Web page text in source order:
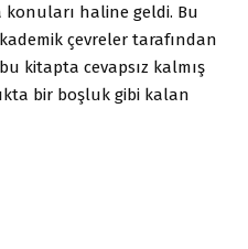
konuları haline geldi. Bu
çevreler tarafından
bu kitapta cevapsız kalmış
bir boşluk gibi kalan